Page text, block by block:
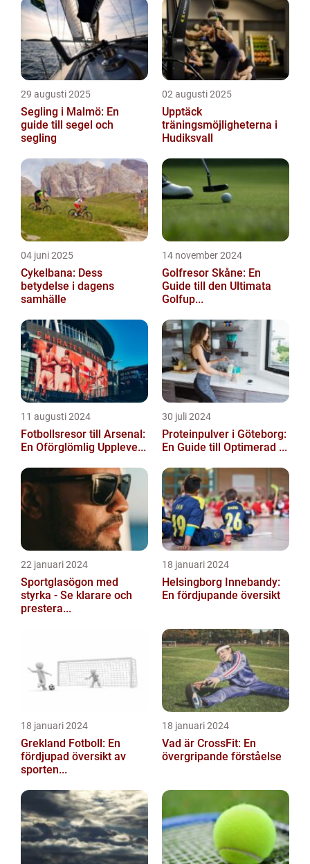
29 augusti 2025
Segling i Malmö: En
guide till segel och
segling
02 augusti 2025
Upptäck
träningsmöjligheterna i
Hudiksvall
04 juni 2025
Cykelbana: Dess
betydelse i dagens
samhälle
14 november 2024
Golfresor Skåne: En
Guide till den Ultimata
Golfup...
11 augusti 2024
Fotbollsresor till Arsenal:
En Oförglömlig Uppleve...
30 juli 2024
Proteinpulver i Göteborg:
En Guide till Optimerad ...
22 januari 2024
Sportglasögon med
styrka - Se klarare och
prestera...
18 januari 2024
Helsingborg Innebandy:
En fördjupande översikt
18 januari 2024
Grekland Fotboll: En
fördjupad översikt av
sporten...
18 januari 2024
Vad är CrossFit: En
övergripande förståelse